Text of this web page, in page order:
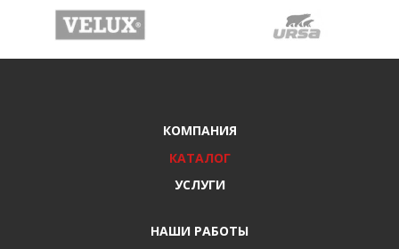
КОМПАНИЯ
КАТАЛОГ
УСЛУГИ
НАШИ РАБОТЫ